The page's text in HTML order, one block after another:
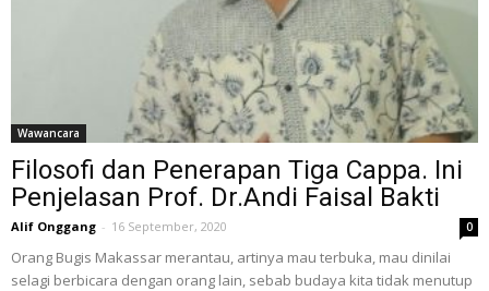
Wawancara
Filosofi dan Penerapan Tiga Cappa. Ini
Penjelasan Prof. Dr.Andi Faisal Bakti
Alif Onggang - 16 September, 2020 0
Orang Bugis Makassar merantau, artinya mau terbuka, mau dinilai
selagi berbicara dengan orang lain, sebab budaya kita tidak menutup